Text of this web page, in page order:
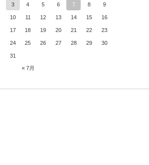
« 7月
3 4 5 6 7 8 9
10 11 12 13 14 15 16
17 18 19 20 21 22 23
24 25 26 27 28 29 30
31